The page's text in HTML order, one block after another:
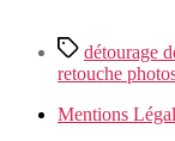
Étiquettes
détourage
retouche
Mentions